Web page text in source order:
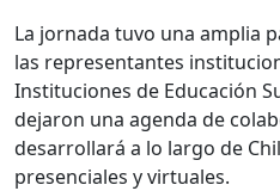
La jornada tuvo una amplia
las representantes
Instituciones de Educación
dejaron una agenda de
desarrollará a lo largo de
presenciales y virtuales.